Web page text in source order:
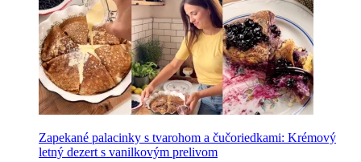
Zapekané palacinky s tvarohom a čučoriedkami: Krémový
letný dezert s vanilkovým prelivom